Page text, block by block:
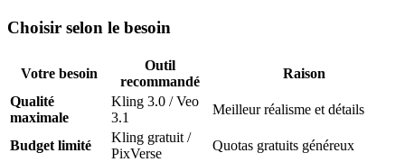
Choisir selon le besoin
Votre besoin
Outil
recommandé
Raison
Qualité
maximale
Kling 3.0 / Veo
3.1
Meilleur réalisme et détails
Budget limité
Kling gratuit /
PixVerse
Quotas gratuits généreux